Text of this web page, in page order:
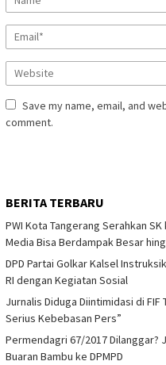
Save my name, email, and
comment.
BERITA TERBARU
PWI Kota Tangerang Serahkan
Media Bisa Berdampak Besar
DPD Partai Golkar Kalsel
RI dengan Kegiatan Sosial
Jurnalis Diduga Diintimidasi di FIF
Serius Kebebasan Pers”
Permendagri 67/2017 Dilanggar?
Buaran Bambu ke DPMPD